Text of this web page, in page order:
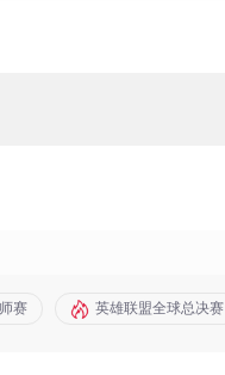
赛 英雄联盟全球总决赛